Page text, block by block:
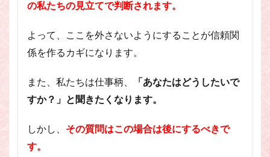
の私たちの見立てで判断されます。
よって、ここを外さないようにすることが信頼関
係を作るカギになります。
また、私たちは仕事柄、
「あなたはどうしたいで
すか？」と聞きたくなります。
しかし、 その質問はこの場合は後にするべきで
す。